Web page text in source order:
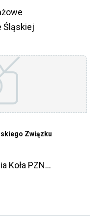
Śląskiej
Związku
Koła PZN...